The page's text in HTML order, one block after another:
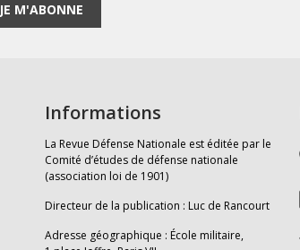
JE M'ABONNE
Informations
La Revue Défense Nationale est éditée par le
Comité d’études de défense nationale
(association loi de 1901)
Directeur de la publication : Luc de Rancourt
Adresse géographique : École militaire,